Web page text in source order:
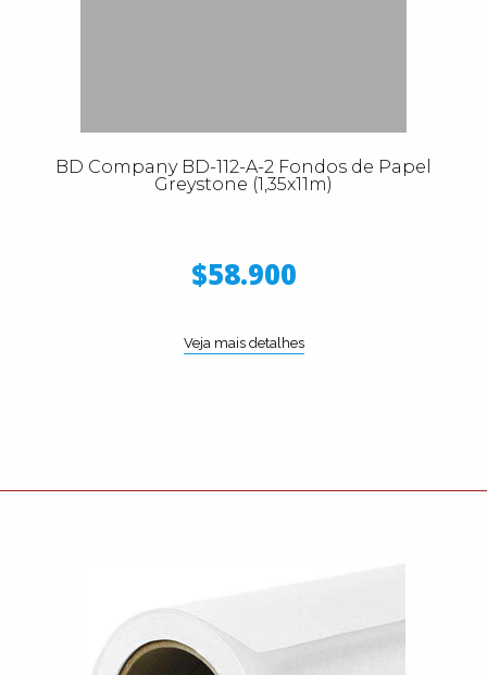
BD Company BD-112-A-2 Fondos de Papel
Greystone (1,35x11m)
$58.900
Veja mais detalhes